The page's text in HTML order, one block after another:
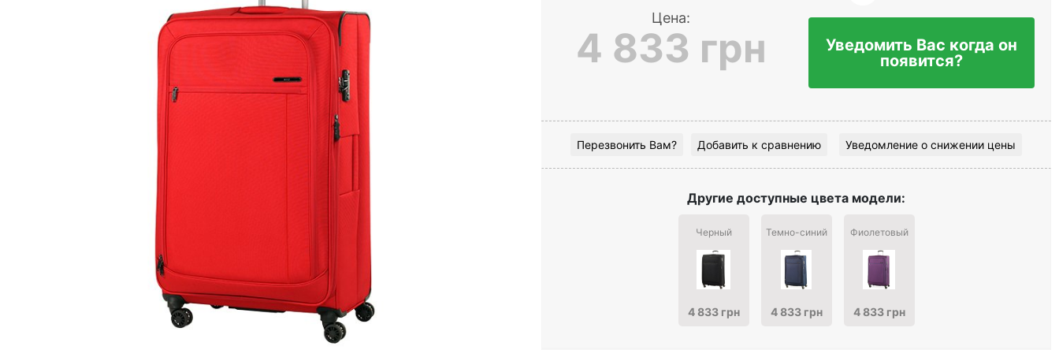
Цена:
4 833 грн
Уведомить Вас когда он
появится?
Перезвонить Вам? Добавить к сравнению Уведомление о снижении цены
Другие доступные цвета модели:
Черный
4 833 грн
Темно-синий
4 833 грн
Фиолетовый
4 833 грн